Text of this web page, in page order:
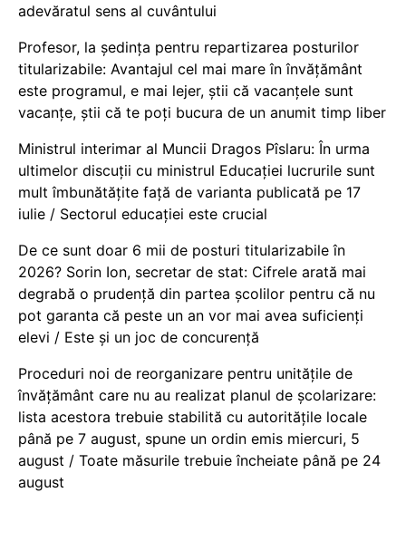
adevăratul sens al cuvântului
Profesor, la ședința pentru repartizarea posturilor
titularizabile: Avantajul cel mai mare în învățământ
este programul, e mai lejer, știi că vacanțele sunt
vacanţe, știi că te poți bucura de un anumit timp liber
Ministrul interimar al Muncii Dragos Pîslaru: În urma
ultimelor discuții cu ministrul Educației lucrurile sunt
mult îmbunătățite față de varianta publicată pe 17
iulie / Sectorul educației este crucial
De ce sunt doar 6 mii de posturi titularizabile în
2026? Sorin Ion, secretar de stat: Cifrele arată mai
degrabă o prudență din partea școlilor pentru că nu
pot garanta că peste un an vor mai avea suficienți
elevi / Este și un joc de concurență
Proceduri noi de reorganizare pentru unitățile de
învățământ care nu au realizat planul de școlarizare:
lista acestora trebuie stabilită cu autoritățile locale
până pe 7 august, spune un ordin emis miercuri, 5
august / Toate măsurile trebuie încheiate până pe 24
august